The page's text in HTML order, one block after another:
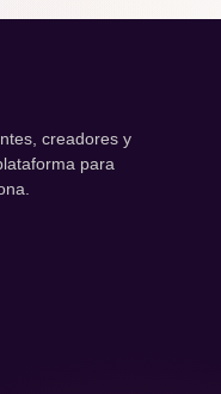
creadores y
para